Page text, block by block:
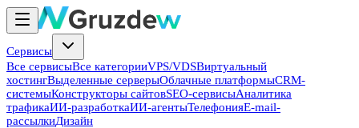
Сервисы
Все сервисыВсе категорииVPS/VDSВиртуальный
хостингВыделенные серверыОблачные платформыCRM-
системыКонструкторы сайтовSEO-сервисыАналитика
трафикаИИ-разработкаИИ-агентыТелефонияE-mail-
рассылкиДизайн